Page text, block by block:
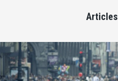
Articles